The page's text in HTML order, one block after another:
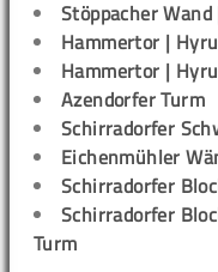
Stöppacher
Hammertor |
Hammertor |
Azendorfer Turm
Schirradorfer
Eichenmühler
Schirradorfer
Schirradorfer
Turm